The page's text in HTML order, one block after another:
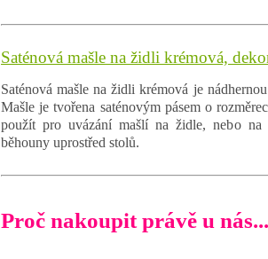
Saténová mašle na židli krémová,
Saténová mašle na židli krémová je
Mašle je tvořena saténovým pásem o
použít pro uvázání mašlí na židle, nebo na
běhouny uprostřed stolů.
Proč nakoupit právě u nás...